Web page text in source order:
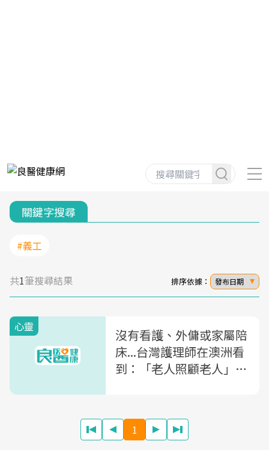
關鍵字搜尋
#義工
共1筆搜尋結果 排序依據： 發布日期
心靈
沒有看護、外傭或家屬陪
床...台灣護理師在澳洲看
到：「老人照顧老人」是
1